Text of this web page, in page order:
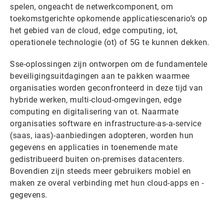
spelen, ongeacht de netwerkcomponent, om
toekomstgerichte opkomende applicatiescenario’s op
het gebied van de cloud, edge computing, iot,
operationele technologie (ot) of 5G te kunnen dekken.
Sse-oplossingen zijn ontworpen om de fundamentele
beveiligingsuitdagingen aan te pakken waarmee
organisaties worden geconfronteerd in deze tijd van
hybride werken, multi-cloud-omgevingen, edge
computing en digitalisering van ot. Naarmate
organisaties software en infrastructure-as-a-service
(saas, iaas)-aanbiedingen adopteren, worden hun
gegevens en applicaties in toenemende mate
gedistribueerd buiten on-premises datacenters.
Bovendien zijn steeds meer gebruikers mobiel en
maken ze overal verbinding met hun cloud-apps en -
gegevens.